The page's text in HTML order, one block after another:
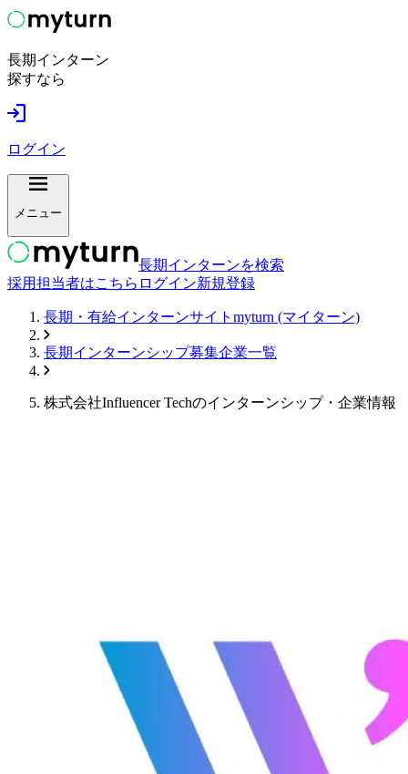
長期インターン
探すなら
ログイン
メニュー
長期インターンを検索
採用担当者はこちら ログイン新規登録
長期・有給インターンサイトmyturn (マイターン)
長期インターンシップ募集企業一覧
株式会社Influencer Techのインターンシップ・企業情報